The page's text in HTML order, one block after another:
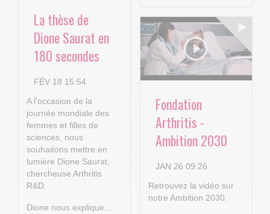
La thèse de
Dione Saurat en
180 secondes
FÉV 18 15:54
A l'occasion de la
journée mondiale des
femmes et filles de
sciences, nous
souhaitons mettre en
lumière Dione Saurat,
chercheuse Arthritis
R&D.
Dione nous explique...
Fondation
Arthritis -
Ambition 2030
JAN 26 09:26
Retrouvez la vidéo sur
notre Ambition 2030.